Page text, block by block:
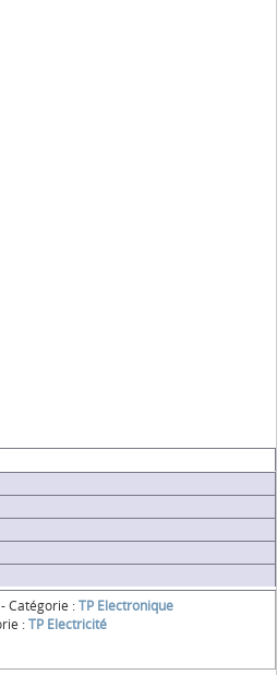
Catégorie :TP Electronique
:TP Electricité